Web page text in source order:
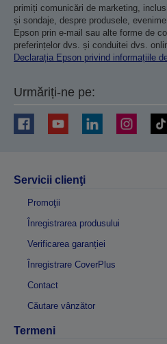
primiți comunicări de marketing,
și sondaje, despre produsele,
Epson prin e-mail sau alte forme de
preferințelor dvs. și conduitei dvs.
Declarația Epson privind informațiile
Urmăriți-ne pe:
Servicii clienţi
Promoţii
Înregistrarea produsului
Verificarea garanției
Înregistrare CoverPlus
Contact
Căutare vânzător
Termeni